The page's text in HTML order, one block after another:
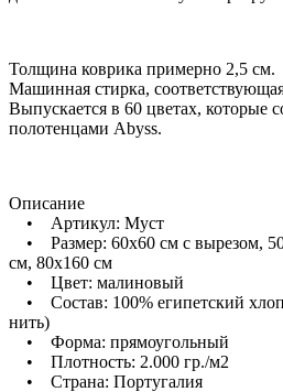
Толщина коврика примерно 2,5 см.
Машинная стирка,
Выпускается в 60 цветах, которые
полотенцами Abyss.
Описание
• Артикул: Муст
• Размер: 60х60 см с вырезом,
см, 80х160 см
• Цвет: малиновый
• Состав: 100% египетский
нить)
• Форма: прямоугольный
• Плотность: 2.000 гр./м2
• Страна: Португалия